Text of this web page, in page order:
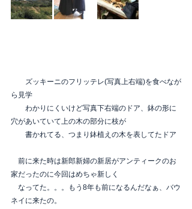
ズッキーニのフリッテレ(写真上右端)を食べなが
ら見学
わかりにくいけど写真下右端のドア、鉢の形に
穴があいていて上の木の部分に枝が
書かれてる、つまり鉢植えの木を表してたドア
前に来た時は新郎新婦の新居がアンティークのお
家だったのに今回はめちゃ新しく
なってた。。。もう8年も前になるんだなぁ、バウ
ネイに来たの。